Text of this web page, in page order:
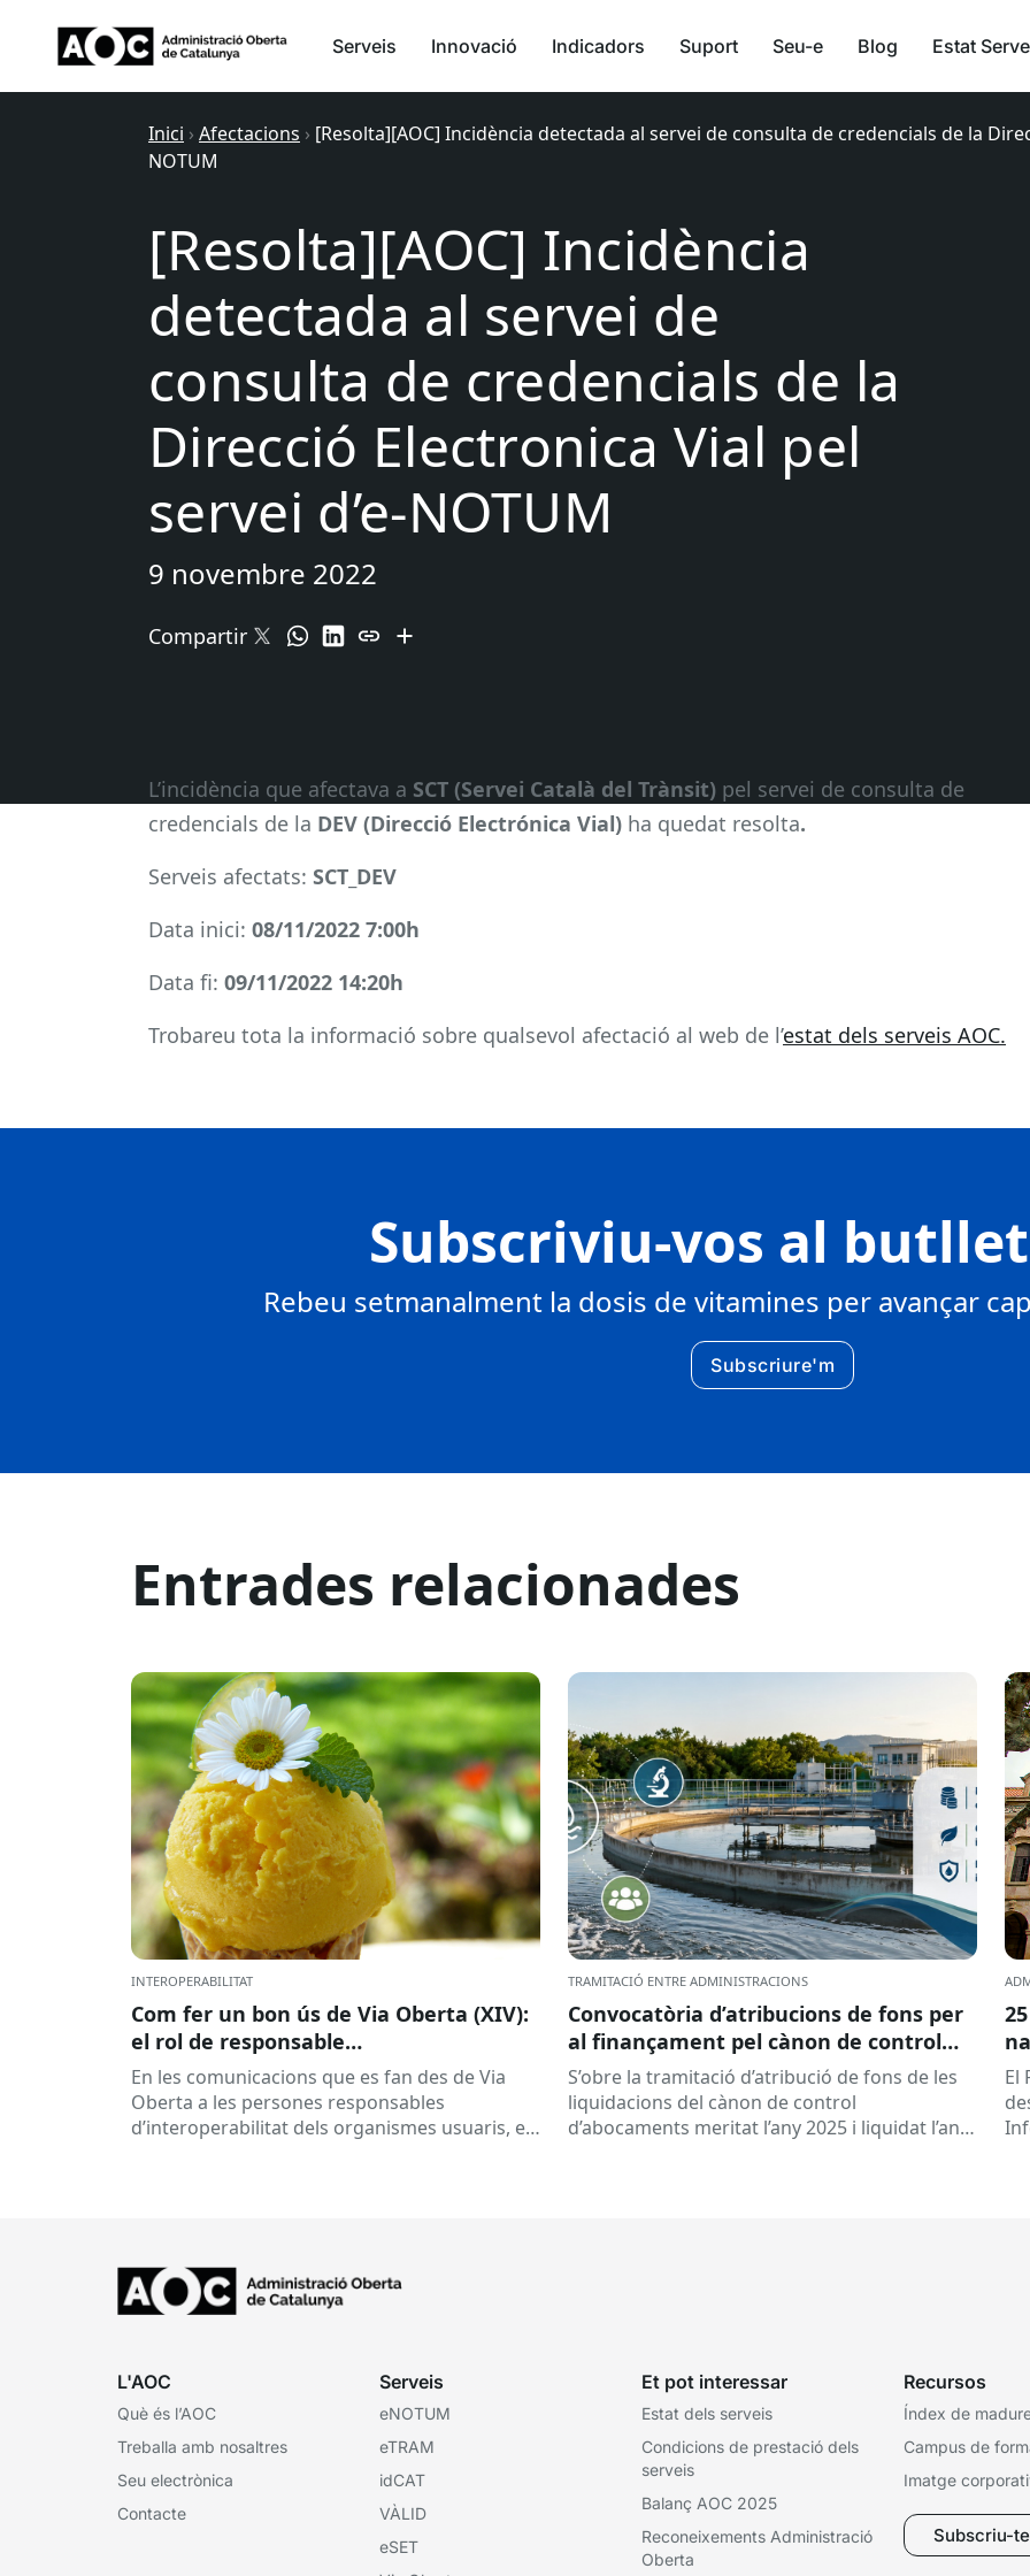
Serveis Innovació Indicadors Suport Seu-e Blog Estat
Inici › Afectacions › [Resolta][AOC] Incidència detectada al servei de consulta de credencials de la
NOTUM
[Resolta][AOC] Incidència
detectada al servei de
consulta de credencials de la
Direcció Electronica Vial pel
servei d’e-NOTUM
9 novembre 2022
Compartir
L’incidència que afectava a SCT (Servei Català del Trànsit) pel servei de consulta de
credencials de la DEV (Direcció Electrónica Vial) ha quedat resolta.
Serveis afectats: SCT_DEV
Data inici: 08/11/2022 7:00h
Data fi: 09/11/2022 14:20h
Trobareu tota la informació sobre qualsevol afectació al web de l’estat dels serveis AOC.
Subscriviu-vos al
Rebeu setmanalment la dosis de vitamines per avançar
Subscriure'm
Entrades relacionades
INTEROPERABILITAT
Com fer un bon ús de Via Oberta (XIV):
el rol de responsable
d’interoperabilitat, al dia
En les comunicacions que es fan des de Via
Oberta a les persones responsables
d’interoperabilitat dels organismes usuaris, es
TRAMITACIÓ ENTRE ADMINISTRACIONS
Convocatòria d’atribucions de fons per
al finançament pel cànon de control
d’abocaments meritat l’any 2025 i
liquidat l’any 2026
S’obre la tramitació d’atribució de fons de les
liquidacions del cànon de control
d’abocaments meritat l’any 2025 i liquidat l’any
El
L'AOC
Què és l’AOC
Treballa amb nosaltres
Seu electrònica
Contacte
Serveis
eNOTUM
eTRAM
idCAT
VÀLID
eSET
Et pot interessar
Estat dels serveis
Condicions de prestació dels
serveis
Balanç AOC 2025
Reconeixements Administració
Oberta
Recursos
Índex de
Campus de
Imatge
Subscriu-